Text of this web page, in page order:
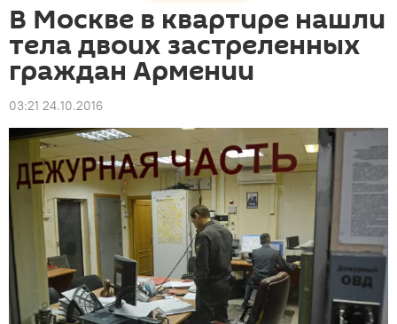
В Москве в квартире нашли
тела двоих застреленных
граждан Армении
03:21 24.10.2016